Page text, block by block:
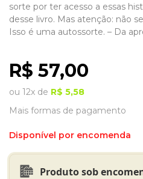
sorte por ter acesso a essas
desse livro. Mas atenção: não
Isso é uma autossorte. – Da
R$ 57,00
ou 12x de R$ 5,58
Mais formas de pagamento
Disponível por encomenda
Produto sob